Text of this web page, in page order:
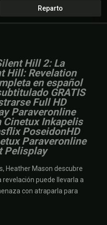
Reparto
Hill 2: La
Hill: Revelation
en español
GRATIS
Full HD
Paraveronline
Cinetux Inkapelis
PoseidonHD
Paraveronline
Pelisplay
Heather Mason descubre
revelación puede llevarla a
con atraparla para